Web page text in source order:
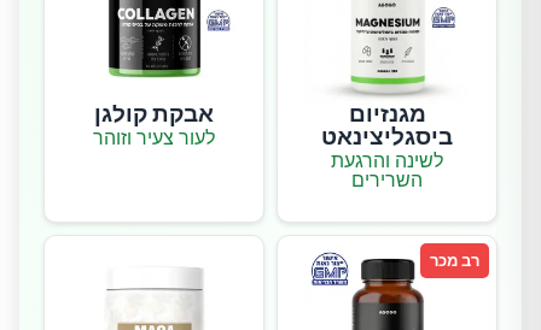
מגנזיום
ביסגליצינאט
לשינה והרגעת
השרירים
אבקת קולגן
לעור צעיר וזוהר
רב מכר